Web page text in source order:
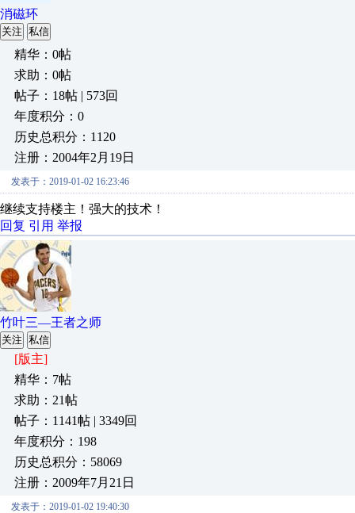
消磁环
关注 私信
精华：0帖
求助：0帖
帖子：18帖 | 573回
年度积分：0
历史总积分：1120
注册：2004年2月19日
发表于：2019-01-02 16:23:46
继续支持楼主！强大的技术！
回复 引用 举报
竹叶三—王者之师
关注 私信
[版主]
精华：7帖
求助：21帖
帖子：1141帖 | 3349回
年度积分：198
历史总积分：58069
注册：2009年7月21日
发表于：2019-01-02 19:40:30